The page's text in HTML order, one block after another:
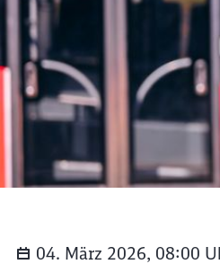
04. März 2026, 08:00